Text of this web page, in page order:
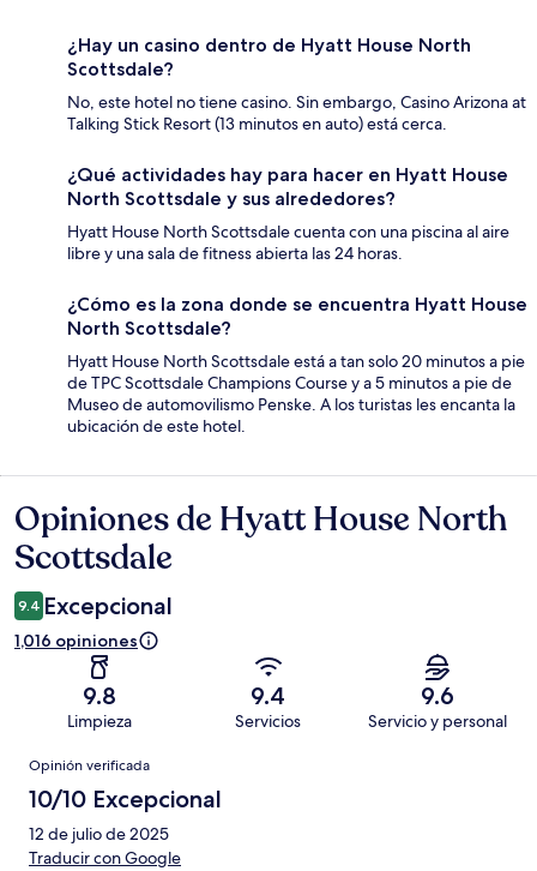
¿Hay un casino dentro de Hyatt House North
Scottsdale?
No, este hotel no tiene casino. Sin embargo, Casino Arizona at
Talking Stick Resort (13 minutos en auto) está cerca.
¿Qué actividades hay para hacer en Hyatt House
North Scottsdale y sus alrededores?
Hyatt House North Scottsdale cuenta con una piscina al aire
libre y una sala de fitness abierta las 24 horas.
¿Cómo es la zona donde se encuentra Hyatt House
North Scottsdale?
Hyatt House North Scottsdale está a tan solo 20 minutos a pie
de TPC Scottsdale Champions Course y a 5 minutos a pie de
Museo de automovilismo Penske. A los turistas les encanta la
ubicación de este hotel.
Opiniones
Opiniones de Hyatt House North
Scottsdale
9.4 Excepcional
1,016 opiniones
9.8
Limpieza
9.4
Servicios
9.6
Servicio y personal
Opiniones
Opinión verificada
10/10 Excepcional
12 de julio de 2025
Traducir con Google